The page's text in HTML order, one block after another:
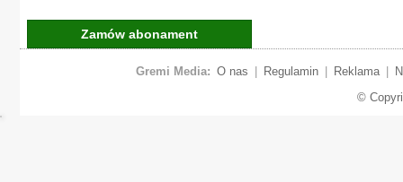
Zamów abonament
Gremi Media: O nas Regulamin Reklama
©